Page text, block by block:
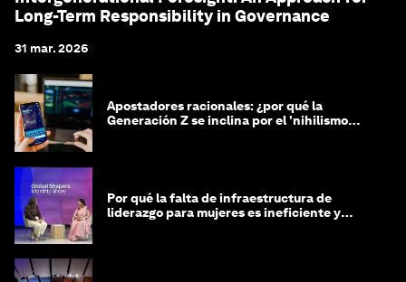
Long-Term Responsibility in Governance
31 mar. 2026
Apostadores racionales: ¿por qué la
Generación Z se inclina por el 'nihilismo
Por qué la falta de infraestructura de
liderazgo para mujeres es ineficiente y